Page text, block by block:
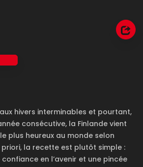
hivers interminables et pourtant,
consécutive, la Finlande vient
plus heureux au monde selon
priori, la recette est plutôt simple :
en l’avenir et une pincée